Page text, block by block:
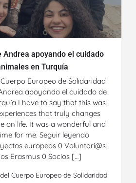
Andrea apoyando el cuidado
en Turquía
Europeo de Solidaridad
apoyando el cuidado de
I have to say that this was
that truly changes
on life. It was a wonderful and
for me. Seguir leyendo
europeos 0 Voluntari@s
Erasmus 0 Socios […]
Cuerpo Europeo de Solidaridad